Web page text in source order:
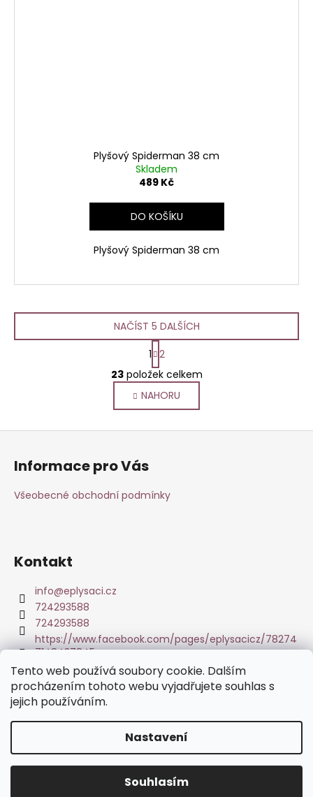
Tento web používá soubory cookie. Dalším
procházením tohoto webu vyjadřujete souhlas s
jejich používáním.
Nastavení
Souhlasím
Pozor: poštovní adresa pro reklamace je odlišná od sídla
společnosti!! Pro korespondenci a zasílání vráceného zboží
používejte adresu v kontaktech a to: Ivana Lukavská,
Plyšový Spiderman 38 cm
Skladem
489 Kč
DO KOŠÍKU
Plyšový Spiderman 38 cm
O
v
l
á
d
p
u
NAČÍST 5 DALŠÍCH
S
t
r
á
n
k
o
1 2
23položek celkem
NAHORU
Informace pro Vás
Všeobecné obchodní podmínky
Kontakt
info@eplysaci.cz
724293588
724293588
https://www.facebook.com/pages/eplysacicz/78274
7148437845
Tisk fotoobrazů z Vašich fotografií
Copyright 2026www.eplysaci.cz. Všechna práva
Upravit nastavení cookies